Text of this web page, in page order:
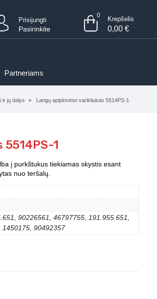
Prisijungti
Pasirinkite
0 Krepšelis
0,00 €
Partneriams
ir jų dalys Langų apiplovimo varikliukas 5514PS-1
1
į purkštukus tiekiamas skystis esant
nuo teršalų.
90226561, 46797755, 191.955.651,
1450175, 90492357